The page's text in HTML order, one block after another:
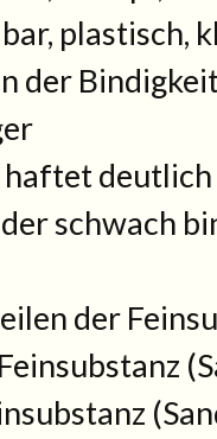
plastisch,
der
deutlich
schwach
der